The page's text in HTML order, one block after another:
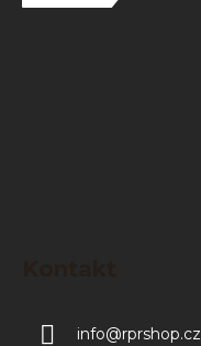
info@rprshop.cz